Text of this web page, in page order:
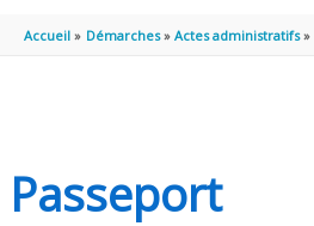
Accueil Démarches Actes administratifs
Passeport